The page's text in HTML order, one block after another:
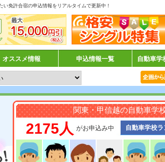
免許合宿の申込情報をリアルタイムで更新中！
オススメ情報 申込情報一覧 自動車学
関東・甲信越の自動車学
2175人 がお申込み中 自動車学校